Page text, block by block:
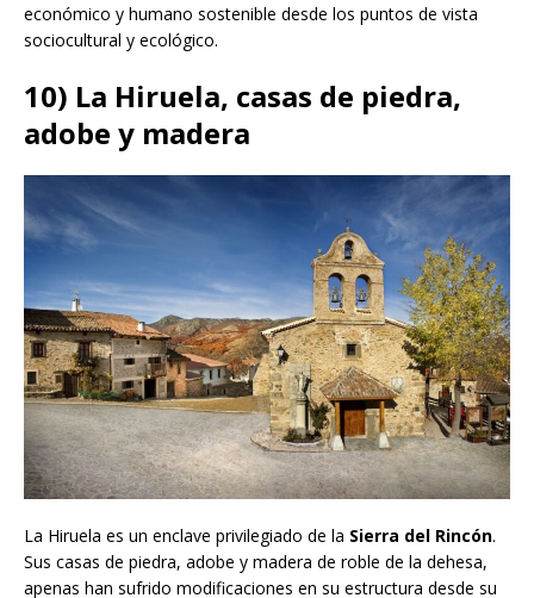
económico y humano sostenible desde los puntos de vista
sociocultural y ecológico.
10) La Hiruela, casas de piedra,
adobe y madera
La Hiruela es un enclave privilegiado de la Sierra del Rincón.
Sus casas de piedra, adobe y madera de roble de la dehesa,
apenas han sufrido modificaciones en su estructura desde su